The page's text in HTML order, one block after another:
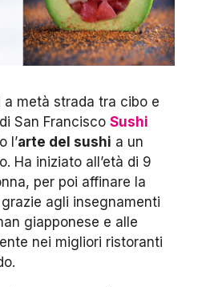
a metà strada tra cibo e
San Francisco Sushi
l’arte del sushi a un
Ha iniziato all’età di 9
per poi affinare la
agli insegnamenti
giapponese e alle
nei migliori ristoranti